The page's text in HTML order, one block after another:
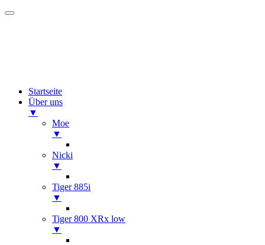
Startseite
Über uns
▼
Moe
▼
Nicki
▼
Tiger 885i
▼
Tiger 800 XRx low
▼